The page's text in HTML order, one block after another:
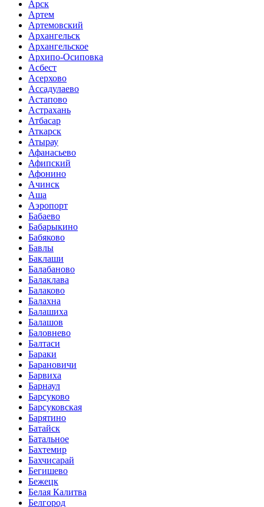
Арск
Артем
Артемовский
Архангельск
Архангельское
Архипо-Осиповка
Асбест
Асерхово
Ассадулаево
Астапово
Астрахань
Атбасар
Аткарск
Атырау
Афанасьево
Афипский
Афонино
Ачинск
Аша
Аэропорт
Бабаево
Бабарыкино
Бабяково
Бавлы
Баклаши
Балабаново
Балаклава
Балаково
Балахна
Балашиха
Балашов
Баловнево
Балтаси
Бараки
Барановичи
Барвиха
Барнаул
Барсуково
Барсуковская
Барятино
Батайск
Батальное
Бахтемир
Бахчисарай
Бегишево
Бежецк
Белая Калитва
Белгород